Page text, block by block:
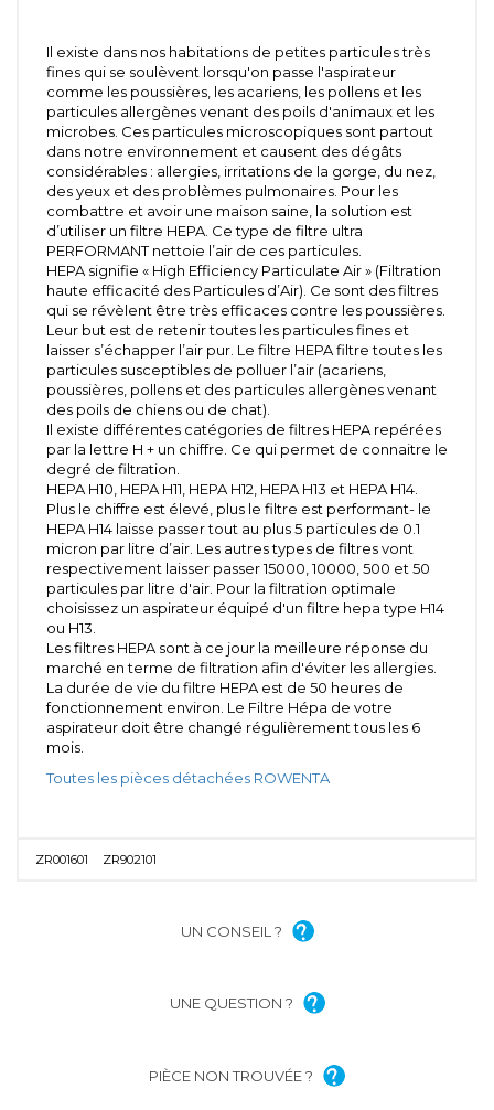
Il existe dans nos habitations de petites particules très
fines qui se soulèvent lorsqu'on passe l'aspirateur
comme les poussières, les acariens, les pollens et les
particules allergènes venant des poils d'animaux et les
microbes. Ces particules microscopiques sont partout
dans notre environnement et causent des dégâts
considérables : allergies, irritations de la gorge, du nez,
des yeux et des problèmes pulmonaires. Pour les
combattre et avoir une maison saine, la solution est
d’utiliser un filtre HEPA. Ce type de filtre ultra
PERFORMANT nettoie l’air de ces particules.
HEPA signifie « High Efficiency Particulate Air » (Filtration
haute efficacité des Particules d’Air). Ce sont des filtres
qui se révèlent être très efficaces contre les poussières.
Leur but est de retenir toutes les particules fines et
laisser s’échapper l’air pur. Le filtre HEPA filtre toutes les
particules susceptibles de polluer l’air (acariens,
poussières, pollens et des particules allergènes venant
des poils de chiens ou de chat).
Il existe différentes catégories de filtres HEPA repérées
par la lettre H + un chiffre. Ce qui permet de connaitre le
degré de filtration.
HEPA H10, HEPA H11, HEPA H12, HEPA H13 et HEPA H14.
Plus le chiffre est élevé, plus le filtre est performant- le
HEPA H14 laisse passer tout au plus 5 particules de 0.1
micron par litre d’air. Les autres types de filtres vont
respectivement laisser passer 15000, 10000, 500 et 50
particules par litre d'air. Pour la filtration optimale
choisissez un aspirateur équipé d'un filtre hepa type H14
ou H13.
Les filtres HEPA sont à ce jour la meilleure réponse du
marché en terme de filtration afin d'éviter les allergies.
La durée de vie du filtre HEPA est de 50 heures de
fonctionnement environ. Le Filtre Hépa de votre
aspirateur doit être changé régulièrement tous les 6
mois.
Toutes les pièces détachées ROWENTA
ZR001601 ZR902101
UN CONSEIL ?
UNE QUESTION ?
PIÈCE NON TROUVÉE ?